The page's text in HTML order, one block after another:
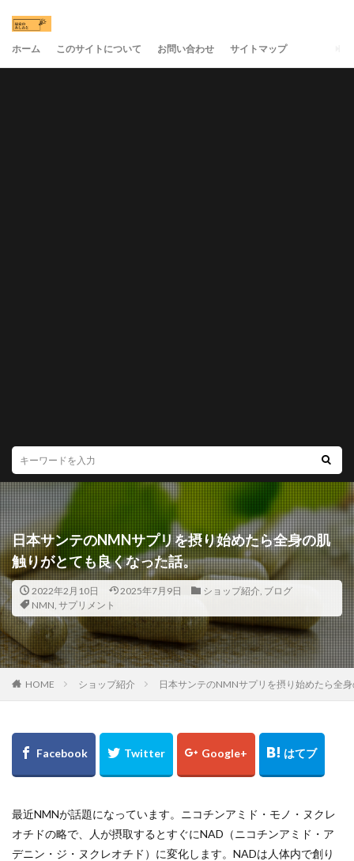
ホーム このサイトについて お問い合わせ サイトマップ
日本サンテのNMNサプリを摂り始めたら全身の肌
触りがとても良くなった話。
2022年2月10日 2025年7月9日 ショップ紹介, ブログ
NMN, サプリメント
HOME ショップ紹介 日本サンテのNMNサプリを摂り始めたら全
最近NMNが話題になっています。ニコチンアミド・モノ・ヌクレ
オチドの略で、人が摂取するとすぐにNAD（ニコチンアミド・ア
デニン・ジ・ヌクレオチド）に変化します。NADは人体内で創り